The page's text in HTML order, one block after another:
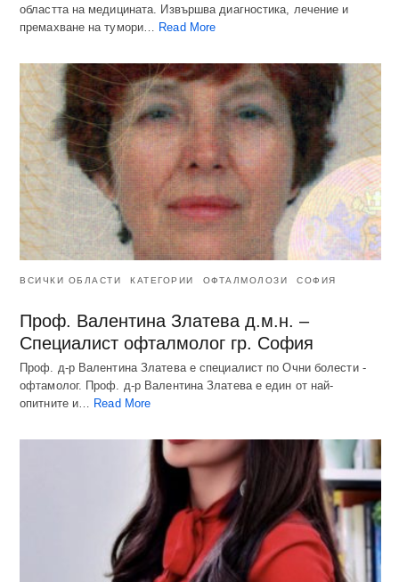
областта на медицината. Извършва диагностика, лечение и
премахване на тумори… Read More
ВСИЧКИ ОБЛАСТИ КАТЕГОРИИ ОФТАЛМОЛОЗИ СОФИЯ
Проф. Валентина Златева д.м.н. –
Специалист офталмолог гр. София
Проф. д-р Валентина Златева е специалист по Очни болести -
офтамолог. Проф. д-р Валентина Златева е един от най-
опитните и… Read More